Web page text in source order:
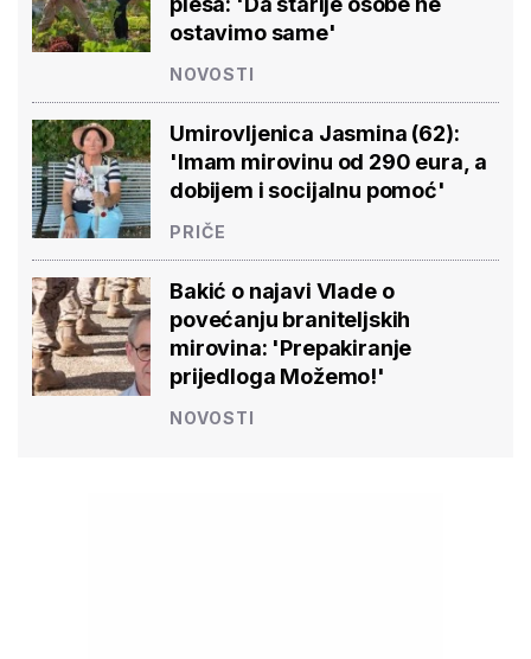
ostavimo same'
NOVOSTI
Umirovljenica Jasmina (62):
'Imam mirovinu od 290 eura, a
dobijem i socijalnu pomoć'
PRIČE
Bakić o najavi Vlade o
povećanju braniteljskih
mirovina: 'Prepakiranje
prijedloga Možemo!'
NOVOSTI